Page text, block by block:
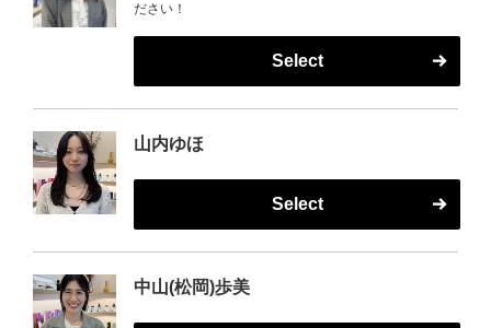
ださい！
Select
山内ゆほ
Select
中山(松岡)歩美